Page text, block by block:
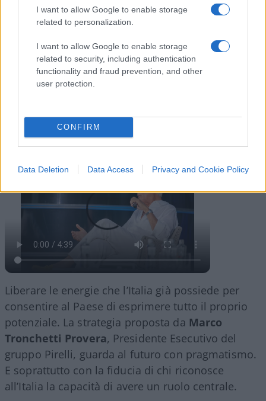
I want to allow Google to enable storage
related to personalization.
I want to allow Google to enable storage
related to security, including authentication
functionality and fraud prevention, and other
user protection.
CONFIRM
Data Deletion Data Access Privacy and Cookie Policy
Trionchetti Povera: “Meno
burocrazia e vincoli per far
correre il Paese”
Marco Tronchetti Provera, Presidente Esecutivo
del gruppo Pirelli, guarda al futuro con
Marco Leardi
6 Agosto 2026, 18:30
Liberare le energie che l’Italia già possiede per
consentire al Paese di esprimere tutto il proprio
potenziale. La strategia proposta da Marco
Tronchetti Provera, Presidente Esecutivo del
gruppo Pirelli, guarda al futuro con pragmatismo.
E soprattutto con la fiducia di chi riconosce
all’Italia la capacità di avere un ruolo centrale.